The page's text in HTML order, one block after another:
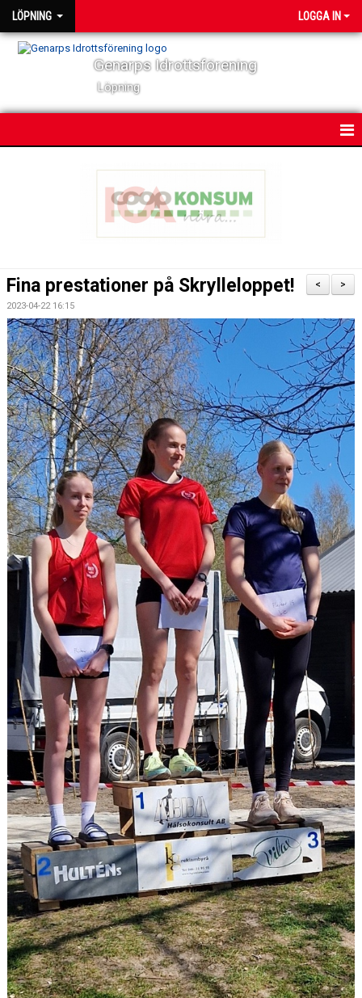
LÖPNING LOGGA IN
Genarps Idrottsförening
Löpning
VÅRA LÖPARE
POWER 60
KONTAKT
LÄNKAR
INTERNA TÄVLINGAR
GIFT GENARPS IF TRAIL 2026
ANMÄLAN TILL LÖPGRUPPEN
>
<
Fina prestationer på Skrylleloppet!
2023-04-22 16:15